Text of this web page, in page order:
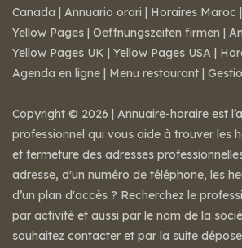
Canada | Annuario orari | Horaires Maroc |
Yellow Pages | Oeffnungszeiten firmen |
Yellow Pages UK | Yellow Pages USA |
Agenda en ligne | Menu restaurant |
Copyright © 2026 | Annuaire-horaire est
professionnel qui vous aide à trouver les
et fermeture des adresses
adresse, d'un numéro de téléphone, les
d’un plan d'accès ? Recherchez le
par activité et aussi par le nom de la
souhaitez contacter et par la suite